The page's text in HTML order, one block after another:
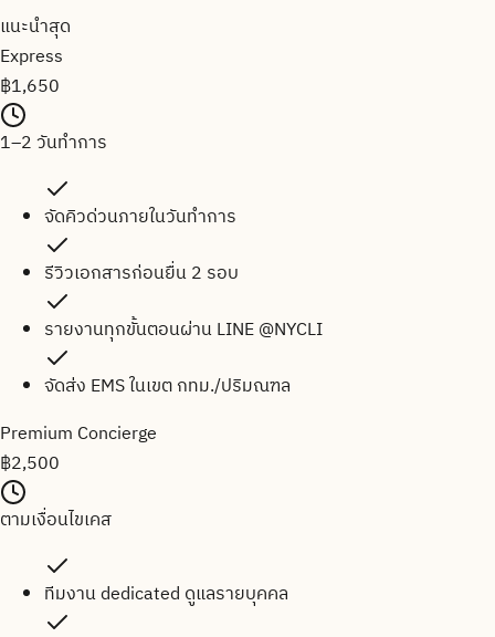
แนะนำสุด
Express
฿1,650
1–2 วันทำการ
จัดคิวด่วนภายในวันทำการ
รีวิวเอกสารก่อนยื่น 2 รอบ
รายงานทุกขั้นตอนผ่าน LINE @NYCLI
จัดส่ง EMS ในเขต กทม./ปริมณฑล
Premium Concierge
฿2,500
ตามเงื่อนไขเคส
ทีมงาน dedicated ดูแลรายบุคคล